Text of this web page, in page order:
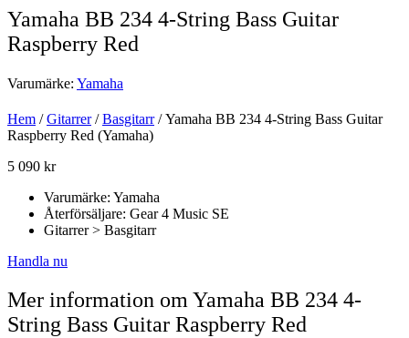
Yamaha BB 234 4-String Bass Guitar
Raspberry Red
Varumärke: Yamaha
Hem /Gitarrer/Basgitarr/ Yamaha BB 234 4-String Bass Guitar
Raspberry Red (Yamaha)
5 090 kr
Varumärke: Yamaha
Återförsäljare: Gear 4 Music SE
Gitarrer > Basgitarr
Handla nu
Mer information om Yamaha BB 234 4-
String Bass Guitar Raspberry Red